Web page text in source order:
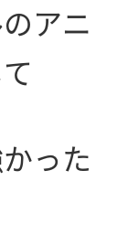
アニ
った